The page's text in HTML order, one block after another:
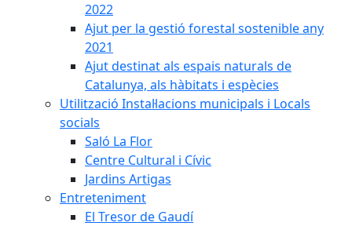
2022
Ajut per la gestió forestal sostenible any
2021
Ajut destinat als espais naturals de
Catalunya, als hàbitats i espècies
Utilització Instal·lacions municipals i Locals
socials
Saló La Flor
Centre Cultural i Cívic
Jardins Artigas
Entreteniment
El Tresor de Gaudí